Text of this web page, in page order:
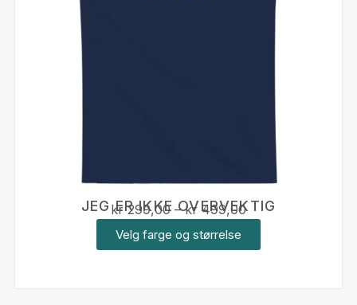
JEG ER IKKE OVERVEKTIG
kr299,00 – kr 499,00
Velg farge og størrelse